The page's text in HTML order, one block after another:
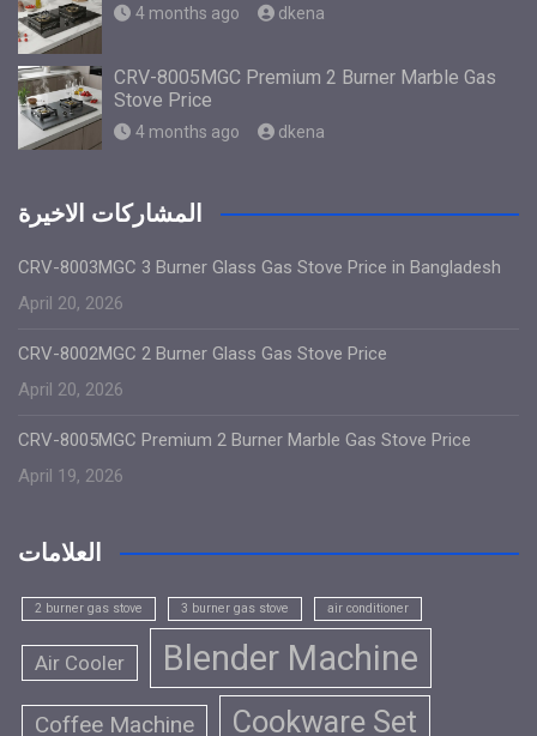
4 months ago dkena
CRV-8005MGC Premium 2 Burner Marble Gas
Stove Price
4 months ago dkena
المشاركات الاخيرة
CRV-8003MGC 3 Burner Glass Gas Stove Price in Bangladesh
April 20, 2026
CRV-8002MGC 2 Burner Glass Gas Stove Price
April 20, 2026
CRV-8005MGC Premium 2 Burner Marble Gas Stove Price
April 19, 2026
العلامات
2 burner gas stove 3 burner gas stove air conditioner
Air Cooler Blender Machine
Coffee Machine Cookware Set